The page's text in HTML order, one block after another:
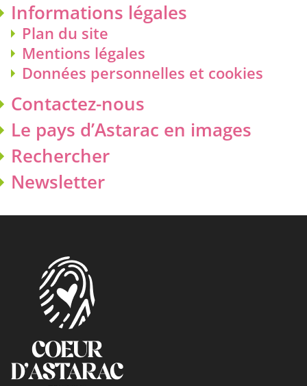
Informations légales
Plan du site
Mentions légales
Données personnelles et cookies
Contactez-nous
Le pays d’Astarac en images
Rechercher
Newsletter